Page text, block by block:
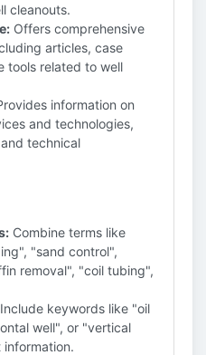
cleanouts.
Offers comprehensive
articles, case
tools related to well
information on
and technologies,
technical
Combine terms like
"sand control",
removal", "coil tubing",
Include keywords like "oil
well", or "vertical